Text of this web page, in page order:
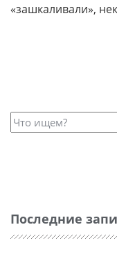
«зашкаливали»,
Последние